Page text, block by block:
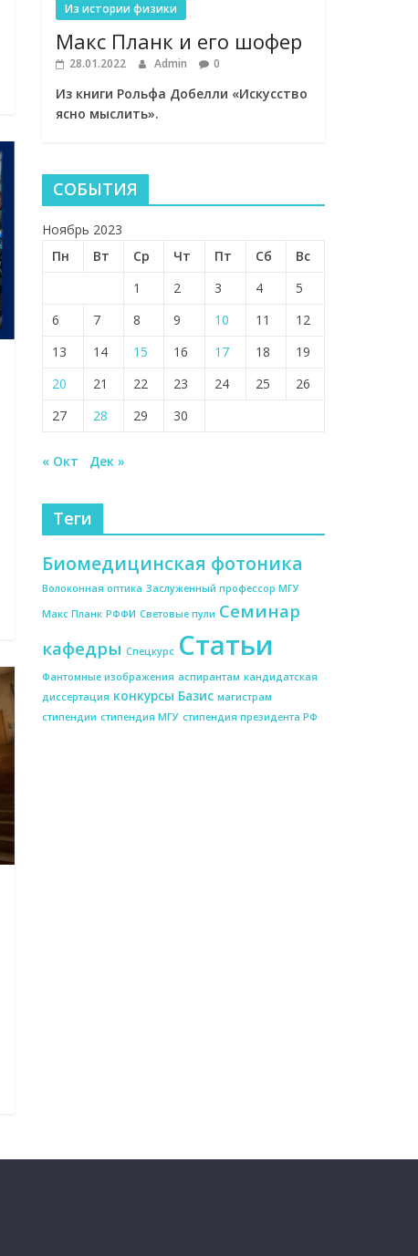
Из истории физики
Макс Планк и его шофер
28.01.2022 Admin 0
Из книги Рольфа Добелли «Искусство
ясно мыслить».
СОБЫТИЯ
Ноябрь 2023
Пн
Вт Ср Чт Пт Сб
Вс
1
2 3 4
5
6
7 8 9 10 11
12
13
14 15 16 17 18
19
20
21 22 23 24 25
26
27
28 29 30
« Окт Дек »
Теги
Биомедицинская фотоника
Волоконная оптика Заслуженный профессор МГУ
Макс Планк РФФИ Световые пули Семинар
кафедры Спецкурс Статьи
Фантомные изображения аспирантам кандидатская
диссертация конкурсы Базис магистрам
стипендии стипендия МГУ стипендия президента РФ